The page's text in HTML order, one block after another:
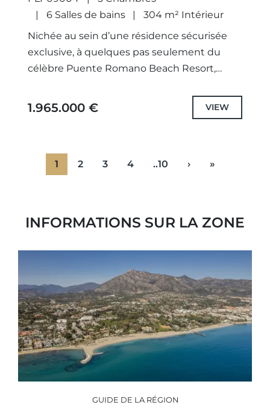
6 Salles de bains
304 m² Intérieur
Nichée au sein d’une résidence sécurisée
exclusive, à quelques pas seulement du
célèbre Puente Romano Beach Resort,
incarne un art de vivre raffiné dans...
1.965.000 € VIEW
1 2 3 4 ..10 › »
INFORMATIONS SUR LA ZONE
GUIDE DE LA RÉGION